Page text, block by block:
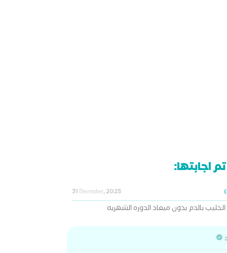
اجابتها:
31 December, 2025
بالدم بدون ميعاد الدوره الشهريه